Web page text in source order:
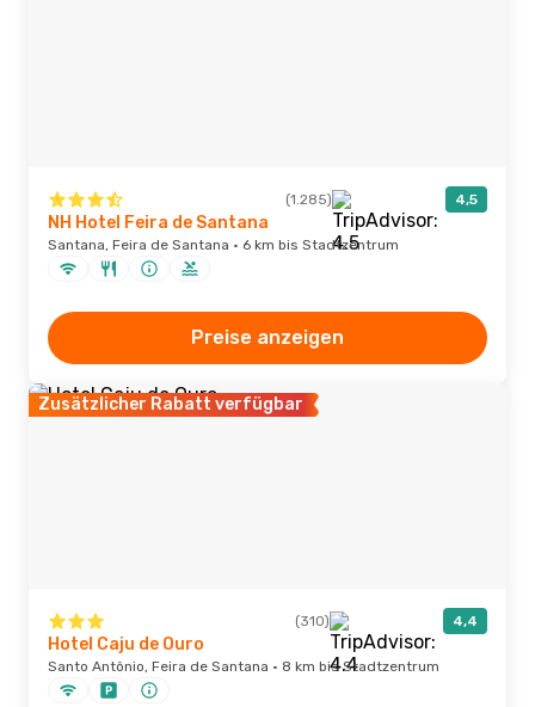
(1.285) 4,5
NH Hotel Feira de Santana
Santana, Feira de Santana · 6 km bis Stadtzentrum
Preise anzeigen
Zusätzlicher Rabatt verfügbar
(310) 4,4
Hotel Caju de Ouro
Santo Antônio, Feira de Santana · 8 km bis Stadtzentrum